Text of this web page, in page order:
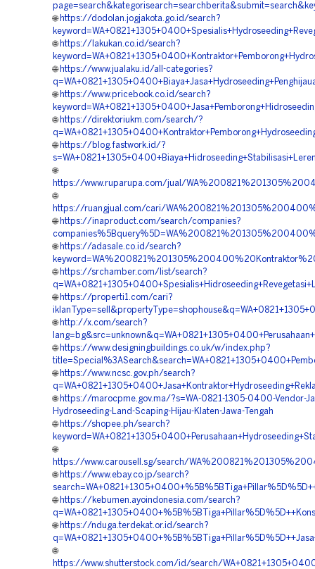
🌐 https://dodolan.jogjakota.go.id/search?
🌐 https://lakukan.co.id/search?
🌐 https://www.jualaku.id/all-categories?
🌐 https://www.pricebook.co.id/search?
🌐 https://direktoriukm.com/search/?
🌐 https://blog.fastwork.id/?
🌐
https://www.ruparupa.com/jual/
🌐
https://ruangjual.com/cari/
🌐 https://inaproduct.com/search/companies?
🌐 https://adasale.co.id/search?
🌐 https://srchamber.com/list/search?
🌐 https://properti1.com/cari?
🌐 http://x.com/search?
🌐 https://www.designingbuildings.co.uk/w/index.php?
🌐 https://www.ncsc.gov.ph/search?
🌐 https://marocpme.gov.ma/?s=WA-0821-1305-0400-Vendor-
Hydroseeding-Land-Scaping-Hijau-Klaten-Jawa-Tengah
🌐 https://shopee.ph/search?
🌐
https://www.carousell.sg/search/
🌐 https://www.ebay.co.jp/search?
🌐 https://kebumen.ayoindonesia.com/search?
🌐 https://nduga.terdekat.or.id/search?
🌐
https://www.shutterstock.com/id/search/